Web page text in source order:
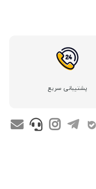
پشتیبانی سریع